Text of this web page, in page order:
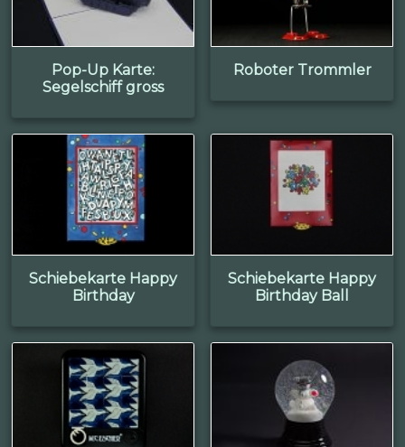
Pop-Up Karte:
Segelschiff gross
Roboter Trommler
Schiebekarte Happy
Birthday
Schiebekarte Happy
Birthday Ball